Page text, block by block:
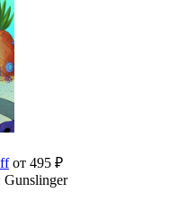
от 495 ₽
Gunslinger